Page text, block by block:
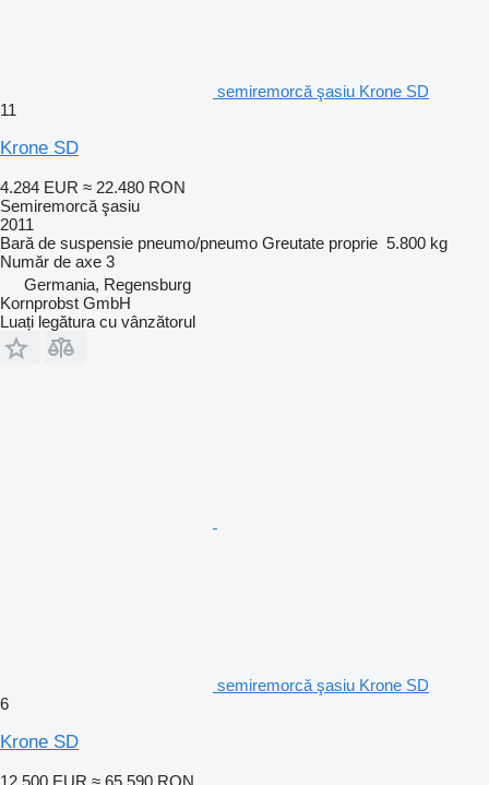
semiremorcă şasiu Krone SD
11
Krone SD
4.284 EUR ≈ 22.480 RON
Semiremorcă şasiu
2011
Bară de suspensie pneumo/pneumo Greutate proprie 5.800 kg
Număr de axe 3
Germania, Regensburg
Kornprobst GmbH
Luați legătura cu vânzătorul
semiremorcă şasiu Krone SD
6
Krone SD
12.500 EUR ≈ 65.590 RON